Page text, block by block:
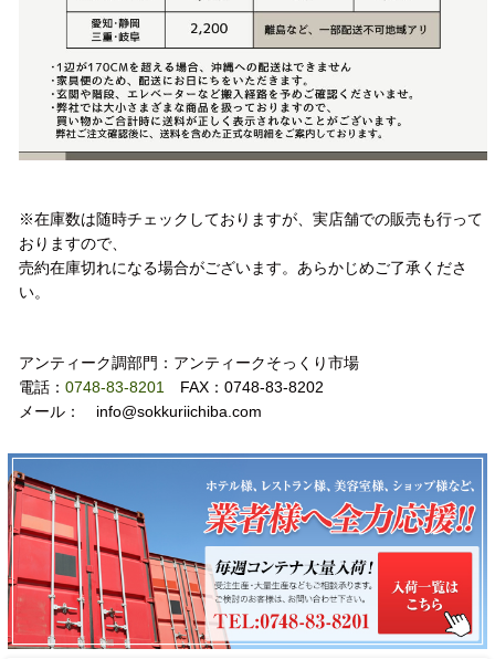
※在庫数は随時チェックしておりますが、実店舗での販売も行って
おりますので、
売約在庫切れになる場合がございます。あらかじめご了承くださ
い。
アンティーク調部門：アンティークそっくり市場
電話： 0748-83-8201
FAX：0748-83-8202
メール： info@sokkuriichiba.com